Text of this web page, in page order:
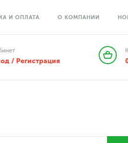
И ОПЛАТА О КОМПАНИИ
/ Регистрация